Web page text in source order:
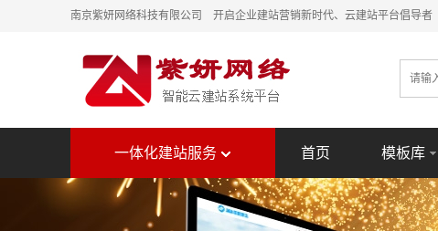
南京紫妍网络科技有限公司 开启企业建站营销新时代、云建站平台倡导者
一体化建站服务 首页 模板库